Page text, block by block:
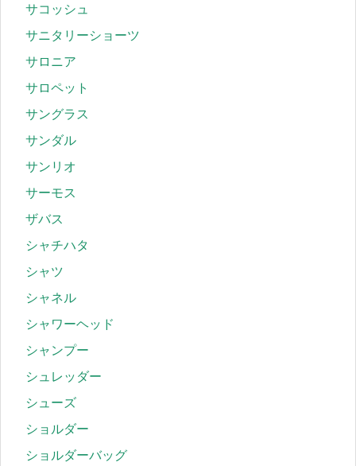
サコッシュ
サニタリーショーツ
サロニア
サロペット
サングラス
サンダル
サンリオ
サーモス
ザバス
シャチハタ
シャツ
シャネル
シャワーヘッド
シャンプー
シュレッダー
シューズ
ショルダー
ショルダーバッグ